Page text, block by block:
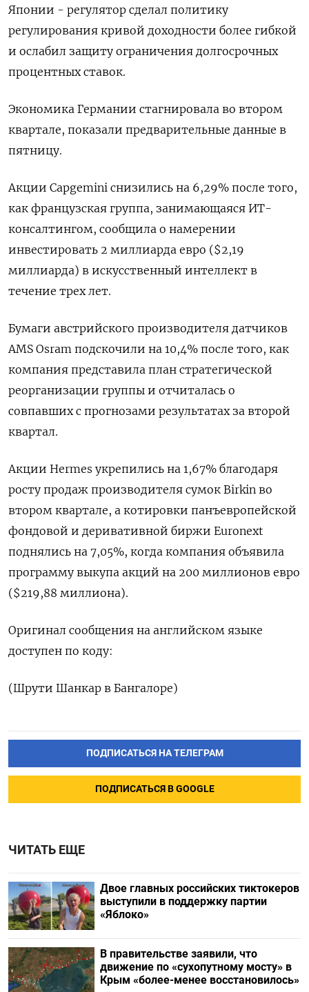
Японии - регулятор сделал политику
регулирования кривой доходности более гибкой
и ослабил защиту ограничения долгосрочных
процентных ставок.
Экономика Германии стагнировала во втором
квартале, показали предварительные данные в
пятницу.
Акции Capgemini снизились на 6,29% после того,
как французская группа, занимающаяся ИТ-
консалтингом, сообщила о намерении
инвестировать 2 миллиарда евро ($2,19
миллиарда) в искусственный интеллект в
течение трех лет.
Бумаги австрийского производителя датчиков
AMS Osram подскочили на 10,4% после того, как
компания представила план стратегической
реорганизации группы и отчиталась о
совпавших с прогнозами результатах за второй
квартал.
Акции Hermes укрепились на 1,67% благодаря
росту продаж производителя сумок Birkin во
втором квартале, а котировки панъевропейской
фондовой и деривативной биржи Euronext
поднялись на 7,05%, когда компания объявила
программу выкупа акций на 200 миллионов евро
($219,88 миллиона).
Оригинал сообщения на английском языке
доступен по коду:
(Шрути Шанкар в Бангалоре)
ПОДПИСАТЬСЯ НА ТЕЛЕГРАМ
ПОДПИСАТЬСЯ В GOOGLE
ЧИТАТЬ ЕЩЕ
Двое главных российских тиктокеров
выступили в поддержку партии
«Яблоко»
В правительстве заявили, что
движение по «сухопутному мосту» в
Крым «более-менее восстановилось»